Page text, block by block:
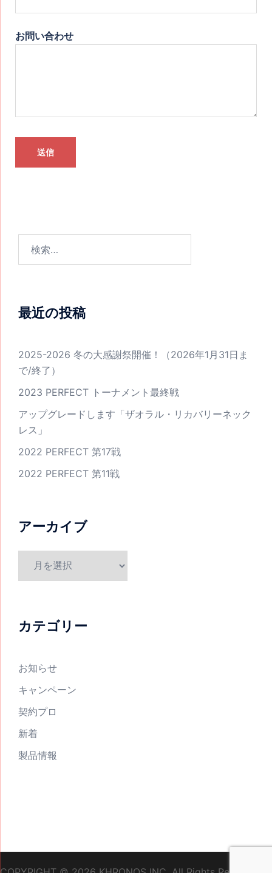
お問い合わせ
最近の投稿
2025-2026 冬の大感謝祭開催！（2026年1月31日ま
で/終了）
2023 PERFECT トーナメント最終戦
アップグレードします「ザオラル・リカバリーネック
レス」
2022 PERFECT 第17戦
2022 PERFECT 第11戦
アーカイブ
カテゴリー
お知らせ
キャンペーン
契約プロ
新着
製品情報